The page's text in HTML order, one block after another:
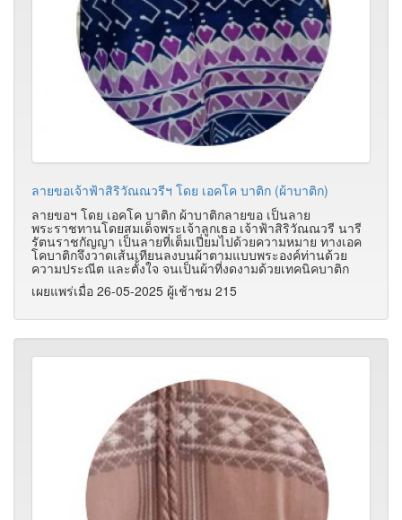
ลายขอเจ้าฟ้าสิริวัณณวรีฯ โดย เอคโค บาติก (ผ้าบาติก)
ลายขอฯ โดย เอคโค บาติก ผ้าบาติกลายขอ เป็นลาย
พระราชทานโดยสมเด็จพระเจ้าลูกเธอ เจ้าฟ้าสิริวัณณวรี นารี
รัตนราชกัญญา เป็นลายที่เต็มเปี่ยมไปด้วยความหมาย ทางเอค
โคบาติกจึงวาดเส้นเทียนลงบนผ้าตามแบบพระองค์ท่านด้วย
ความประณีต และตั้งใจ จนเป็นผ้าที่งดงามด้วยเทคนิคบาติก
เผยแพร่เมื่อ 26-05-2025 ผู้เช้าชม 215